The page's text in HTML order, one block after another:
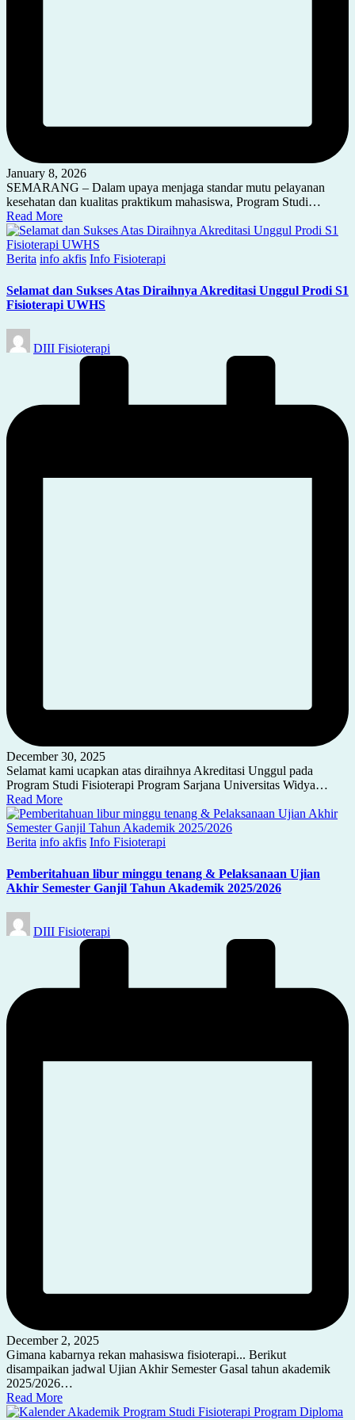
January 8, 2026
SEMARANG – Dalam upaya menjaga standar mutu pelayanan
kesehatan dan kualitas praktikum mahasiswa, Program Studi…
Read More
Posted
Berita info akfis Info Fisioterapi
Selamat dan Sukses Atas Diraihnya Akreditasi Unggul Prodi S1
Fisioterapi UWHS
Posted
by
DIII Fisioterapi
December 30, 2025
Selamat kami ucapkan atas diraihnya Akreditasi Unggul pada
Program Studi Fisioterapi Program Sarjana Universitas Widya…
Read More
Posted
Berita info akfis Info Fisioterapi
Pemberitahuan libur minggu tenang & Pelaksanaan Ujian
Akhir Semester Ganjil Tahun Akademik 2025/2026
Posted
by
DIII Fisioterapi
December 2, 2025
Gimana kabarnya rekan mahasiswa fisioterapi... Berikut
disampaikan jadwal Ujian Akhir Semester Gasal tahun akademik
2025/2026…
Read More